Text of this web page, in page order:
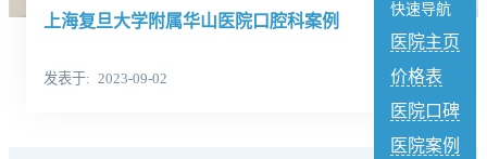
快速导航
医院主页
价格表
医院口碑
医院案例
上海复旦大学附属华山医院口腔科案例
发表于 2023-09-02